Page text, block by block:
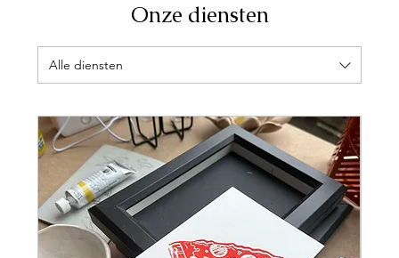
Onze diensten
Alle diensten